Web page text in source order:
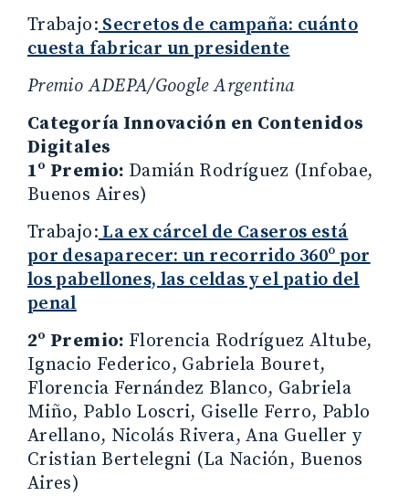
Trabajo:Secretos de campaña: cuánto
cuesta fabricar un presidente
Premio ADEPA/Google Argentina
Categoría Innovación en Contenidos
Digitales
1º Premio: Damián Rodríguez (Infobae,
Buenos Aires)
Trabajo:La ex cárcel de Caseros está
por desaparecer: un recorrido 360º por
los pabellones, las celdas y el patio del
penal
2º Premio: Florencia Rodríguez Altube,
Ignacio Federico, Gabriela Bouret,
Florencia Fernández Blanco, Gabriela
Miño, Pablo Loscri, Giselle Ferro, Pablo
Arellano, Nicolás Rivera, Ana Gueller y
Cristian Bertelegni (La Nación, Buenos
Aires)